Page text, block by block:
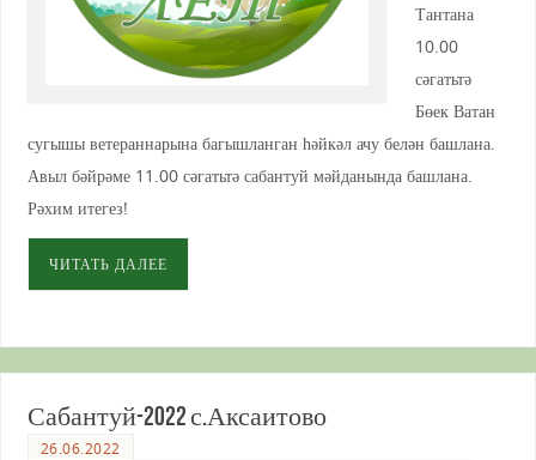
Тантана
10.00
сәгатьтә
Бөек Ватан
сугышы ветераннарына багышланган һәйкәл ачу белән башлана.
Авыл бәйрәме 11.00 сәгатьтә сабантуй мәйданында башлана.
Рәхим итегез!
ЧИТАТЬ ДАЛЕЕ
Сабантуй-2022 с.Аксаитово
26.06.2022